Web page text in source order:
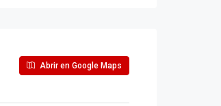
Abrir en Google Maps